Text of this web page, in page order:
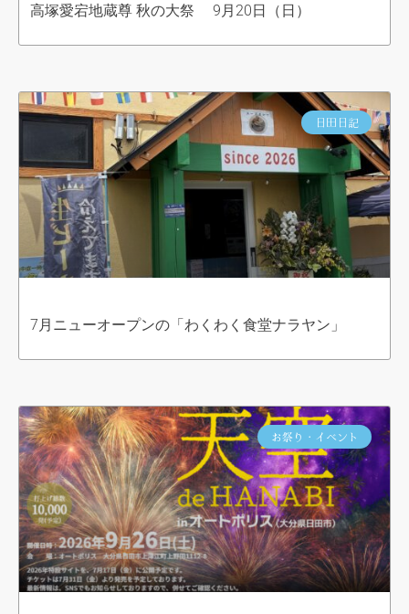
高塚愛宕地蔵尊 秋の大祭 9月20日（日）
日田日記
7月ニューオープンの「わくわく食堂ナラヤン」
お祭り・イベント